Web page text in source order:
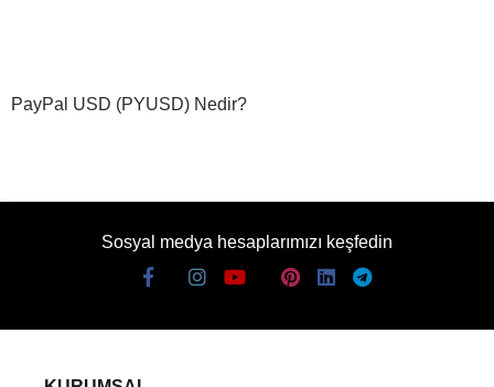
PayPal USD (PYUSD) Nedir?
Sosyal medya hesaplarımızı keşfedin